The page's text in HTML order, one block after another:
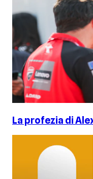
La profezia di